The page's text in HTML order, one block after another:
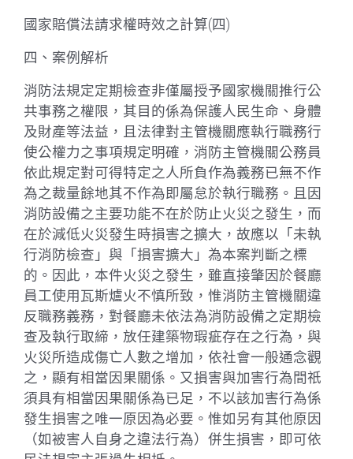
國家賠償法請求權時效之計算(四)
四、案例解析
消防法規定定期檢查非僅屬授予國家機關推行公
共事務之權限，其目的係為保護人民生命、身體
及財產等法益，且法律對主管機關應執行職務行
使公權力之事項規定明確，消防主管機關公務員
依此規定對可得特定之人所負作為義務已無不作
為之裁量餘地其不作為即屬怠於執行職務。且因
消防設備之主要功能不在於防止火災之發生，而
在於減低火災發生時損害之擴大，故應以「未執
行消防檢查」與「損害擴大」為本案判斷之標
的。因此，本件火災之發生，雖直接肇因於餐廳
員工使用瓦斯爐火不慎所致，惟消防主管機關違
反職務義務，對餐廳未依法為消防設備之定期檢
查及執行取締，放任建築物瑕疵存在之行為，與
火災所造成傷亡人數之增加，依社會一般通念觀
之，顯有相當因果關係。又損害與加害行為間祇
須具有相當因果關係為已足，不以該加害行為係
發生損害之唯一原因為必要。惟如另有其他原因
（如被害人自身之違法行為）併生損害，即可依